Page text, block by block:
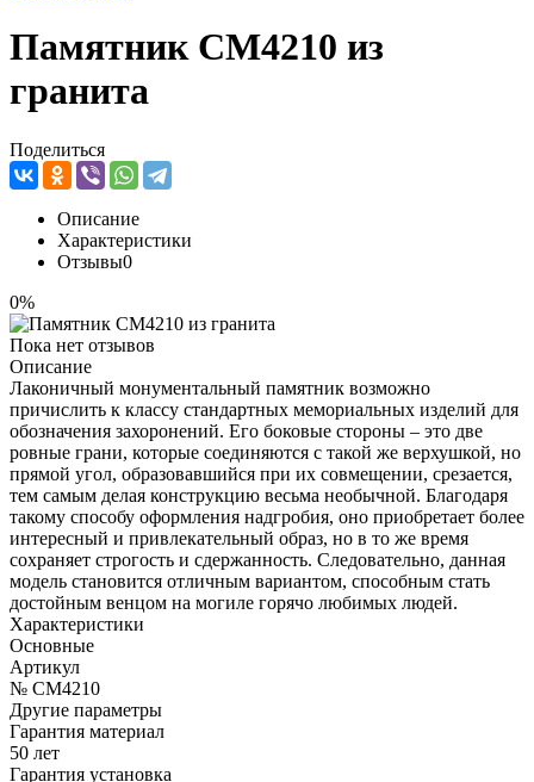
Памятник CM4210 из
гранита
Поделиться
Описание
Характеристики
Отзывы0
0%
Пока нет отзывов
Описание
Лаконичный монументальный памятник возможно
причислить к классу стандартных мемориальных изделий для
обозначения захоронений. Его боковые стороны – это две
ровные грани, которые соединяются с такой же верхушкой, но
прямой угол, образовавшийся при их совмещении, срезается,
тем самым делая конструкцию весьма необычной. Благодаря
такому способу оформления надгробия, оно приобретает более
интересный и привлекательный образ, но в то же время
сохраняет строгость и сдержанность. Следовательно, данная
модель становится отличным вариантом, способным стать
достойным венцом на могиле горячо любимых людей.
Характеристики
Основные
Артикул
№ CM4210
Другие параметры
Гарантия материал
50 лет
Гарантия установка